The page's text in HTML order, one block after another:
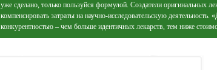
уже сделано, только пользуйся формулой. Создатели оригинальных
компенсировать затраты на научно-исследовательскую
конкурентностью – чем больше идентичных лекарств, тем ниже